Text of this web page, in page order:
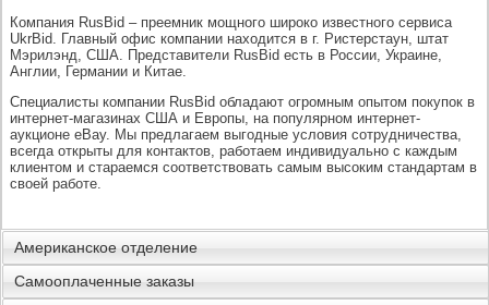
Компания RusBid – преемник мощного широко известного сервиса
UkrBid. Главный офис компании находится в г. Ристерстаун, штат
Мэрилэнд, США. Представители RusBid есть в России, Украине,
Англии, Германии и Китае.
Специалисты компании RusBid обладают огромным опытом покупок в
интернет-магазинах США и Европы, на популярном интернет-
аукционе eBay. Мы предлагаем выгодные условия сотрудничества,
всегда открыты для контактов, работаем индивидуально с каждым
клиентом и стараемся соответствовать самым высоким стандартам в
своей работе.
Американское отделение
Самооплаченные заказы